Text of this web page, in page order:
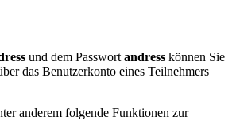
und dem Passwort andress können Sie
das Benutzerkonto eines Teilnehmers
anderem folgende Funktionen zur